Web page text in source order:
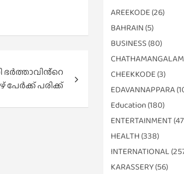
ഭർത്താവിൻ്റെ
പരിക്ക്
AREEKODE (26)
BAHRAIN (5)
BUSINESS (80)
CHATHAMANGALAM
CHEEKKODE (3)
EDAVANNAPPARA
Education (180)
ENTERTAINMENT
HEALTH (338)
INTERNATIONAL
KARASSERY(56)